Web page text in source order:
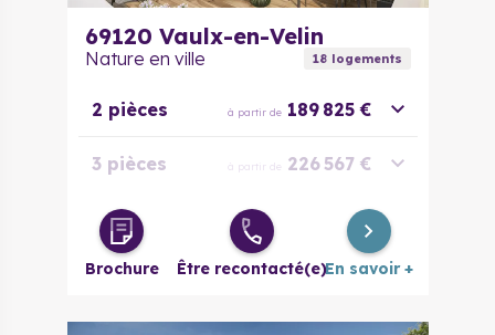
69120 Vaulx-en-Velin
Nature en ville 18logements
2 pièces à partir de 189 825 €
3 pièces à partir de 226 567 €
3 pièces
évolutif
à partir de 257 975 €
Brochure Être recontacté(e)En savoir +